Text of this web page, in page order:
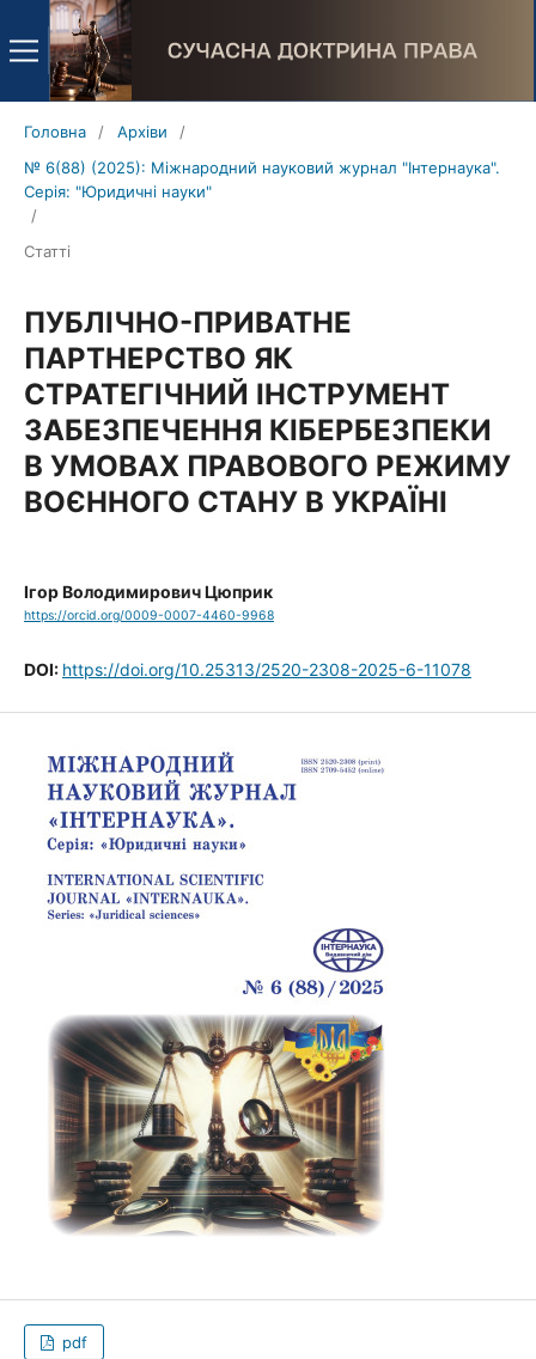
Головна / Архіви
/
№ 6(88) (2025): Міжнародний науковий журнал "Інтернаука".
Серія: "Юридичні науки"
/
Статті
ПУБЛІЧНО-ПРИВАТНЕ
ПАРТНЕРСТВО ЯК
СТРАТЕГІЧНИЙ ІНСТРУМЕНТ
ЗАБЕЗПЕЧЕННЯ КІБЕРБЕЗПЕКИ
В УМОВАХ ПРАВОВОГО РЕЖИМУ
ВОЄННОГО СТАНУ В УКРАЇНІ
Ігор Володимирович Цюприк
https://orcid.org/0009-0007-4460-9968
DOI: https://doi.org/10.25313/2520-2308-2025-6-11078
pdf